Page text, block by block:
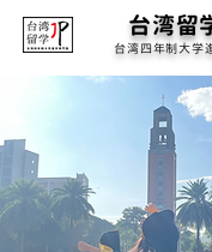
台湾留
台湾四年制大学